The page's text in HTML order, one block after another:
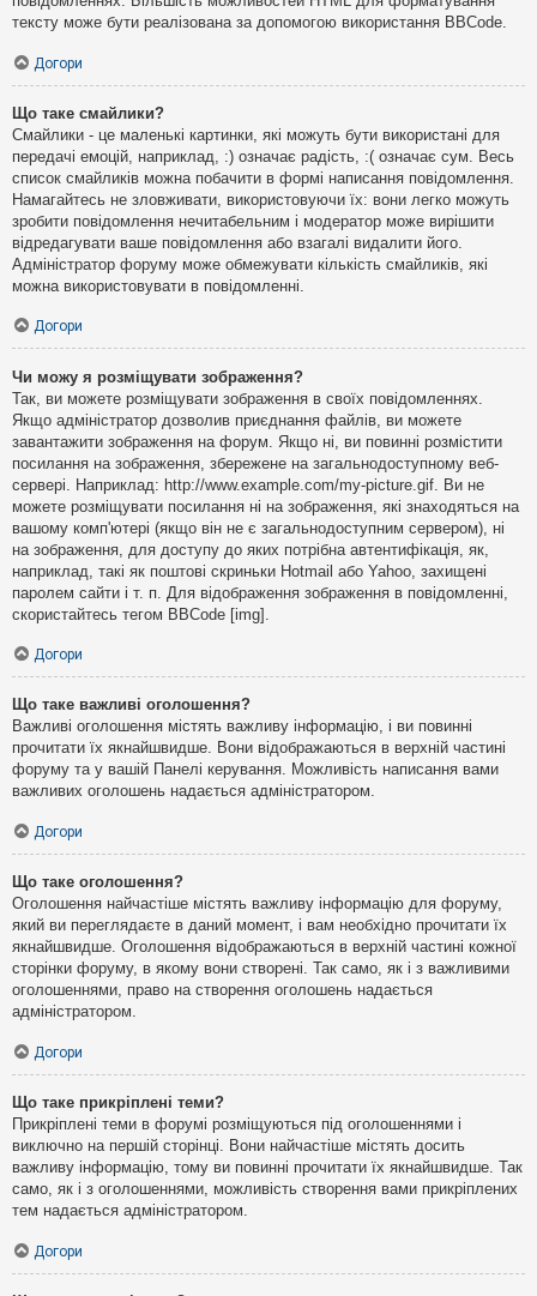
тексту може бути реалізована за допомогою використання BBCode.
Догори
Що таке смайлики?
Смайлики - це маленькі картинки, які можуть бути використані для
передачі емоцій, наприклад, :) означає радість, :( означає сум. Весь
список смайликів можна побачити в формі написання повідомлення.
Намагайтесь не зловживати, використовуючи їх: вони легко можуть
зробити повідомлення нечитабельним і модератор може вирішити
відредагувати ваше повідомлення або взагалі видалити його.
Адміністратор форуму може обмежувати кількість смайликів, які
можна використовувати в повідомленні.
Догори
Чи можу я розміщувати зображення?
Так, ви можете розміщувати зображення в своїх повідомленнях.
Якщо адміністратор дозволив приєднання файлів, ви можете
завантажити зображення на форум. Якщо ні, ви повинні розмістити
посилання на зображення, збережене на загальнодоступному веб-
сервері. Наприклад: http://www.example.com/my-picture.gif. Ви не
можете розміщувати посилання ні на зображення, які знаходяться на
вашому комп'ютері (якщо він не є загальнодоступним сервером), ні
на зображення, для доступу до яких потрібна автентифікація, як,
наприклад, такі як поштові скриньки Hotmail або Yahoo, захищені
паролем сайти і т. п. Для відображення зображення в повідомленні,
скористайтесь тегом BBCode [img].
Догори
Що таке важливі оголошення?
Важливі оголошення містять важливу інформацію, і ви повинні
прочитати їх якнайшвидше. Вони відображаються в верхній частині
форуму та у вашій Панелі керування. Можливість написання вами
важливих оголошень надається адміністратором.
Догори
Що таке оголошення?
Оголошення найчастіше містять важливу інформацію для форуму,
який ви переглядаєте в даний момент, і вам необхідно прочитати їх
якнайшвидше. Оголошення відображаються в верхній частині кожної
сторінки форуму, в якому вони створені. Так само, як і з важливими
оголошеннями, право на створення оголошень надається
адміністратором.
Догори
Що таке прикріплені теми?
Прикріплені теми в форумі розміщуються під оголошеннями і
виключно на першій сторінці. Вони найчастіше містять досить
важливу інформацію, тому ви повинні прочитати їх якнайшвидше. Так
само, як і з оголошеннями, можливість створення вами прикріплених
тем надається адміністратором.
Догори